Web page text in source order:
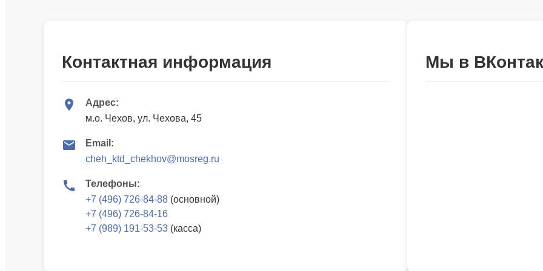
Контактная информация
Адрес:
м.о. Чехов, ул. Чехова, 45
Email:
cheh_ktd_chekhov@mosreg.ru
Телефоны:
+7 (496) 726-84-88 (основной)
+7 (496) 726-84-16
+7 (989) 191-53-53 (касса)
Мы в